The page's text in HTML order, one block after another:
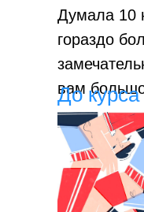
Думала 10
гораздо
вам
До курса